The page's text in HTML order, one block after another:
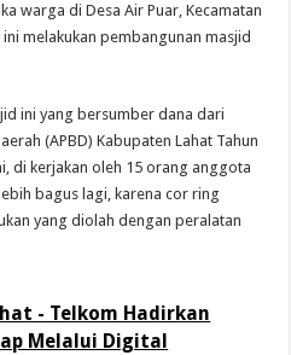
warga di Desa Air Puar, Kecamatan
melakukan pembangunan masjid
ini yang bersumber dana dari
(APBD) Kabupaten Lahat Tahun
di kerjakan oleh 15 orang anggota
bagus lagi, karena cor ring
yang diolah dengan peralatan
- Telkom Hadirkan
Melalui Digital